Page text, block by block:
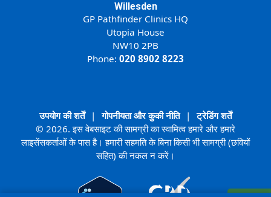
Willesden
GP Pathfinder Clinics HQ
Utopia House
NW10 2PB
Phone: 020 8902 8223
उपयोग की शर्तें | गोपनीयता और कुकी नीति |
ट्रेडिंग शर्तें
© 2026. इस वेबसाइट की सामग्री का स्वामित्व हमारे और हमारे
लाइसेंसकर्ताओं के पास है। हमारी सहमति के बिना किसी भी सामग्री (छवियों
सहित) की नकल न करें।